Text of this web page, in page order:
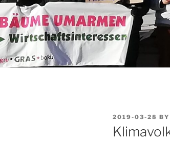
POSTED
ON
2019-03-28 BY